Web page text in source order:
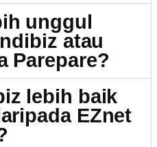
unggul
atau
Parepare?
lebih baik
EZnet